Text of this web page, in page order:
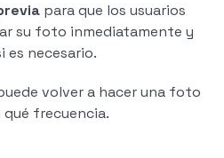
para que los usuarios
su foto inmediatamente y
es necesario.
volver a hacer una foto
frecuencia.